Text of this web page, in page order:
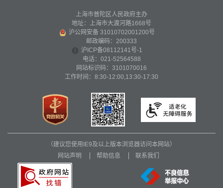
上海市普陀区人民政府主办
地址：上海市大渡河路1668号
沪公网安备 31010702001200号
邮政编码：200333
沪ICP备08112141号-1
电话：021-52564588
网站标识码：3101070016
工作时间：8:30-12:00,13:30-17:30
（建议您使用IE9及以上版本浏览器访问本网站）
网站声明
帮助信息 联系我们